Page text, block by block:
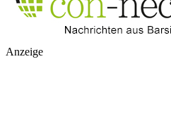
Anzeige